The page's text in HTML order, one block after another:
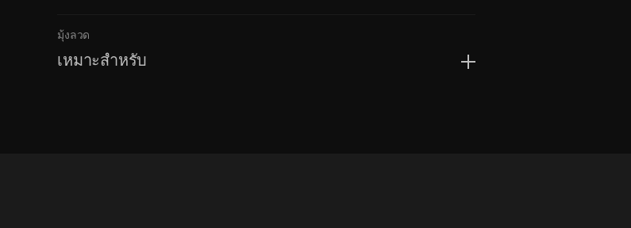
มุ้งลวด
เหมาะสำหรับ